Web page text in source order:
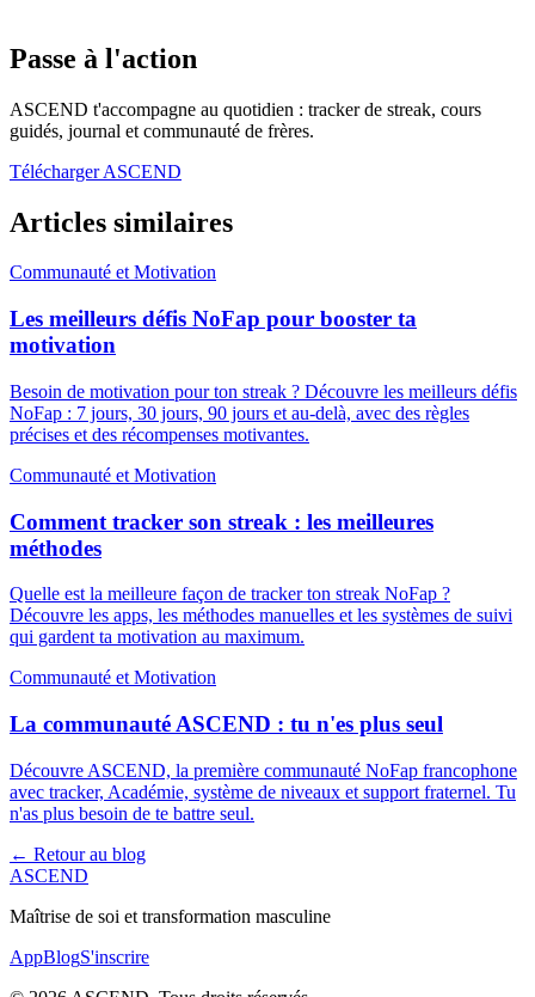
Passe à l'action
ASCEND t'accompagne au quotidien : tracker de streak, cours
guidés, journal et communauté de frères.
Télécharger ASCEND
Articles similaires
Communauté et Motivation
Les meilleurs défis NoFap pour booster ta
motivation
Besoin de motivation pour ton streak ? Découvre les meilleurs défis
NoFap : 7 jours, 30 jours, 90 jours et au-delà, avec des règles
précises et des récompenses motivantes.
Communauté et Motivation
Comment tracker son streak : les meilleures
méthodes
Quelle est la meilleure façon de tracker ton streak NoFap ?
Découvre les apps, les méthodes manuelles et les systèmes de suivi
qui gardent ta motivation au maximum.
Communauté et Motivation
La communauté ASCEND : tu n'es plus seul
Découvre ASCEND, la première communauté NoFap francophone
avec tracker, Académie, système de niveaux et support fraternel. Tu
n'as plus besoin de te battre seul.
← Retour au blog
ASCEND
Maîtrise de soi et transformation masculine
AppBlogS'inscrire